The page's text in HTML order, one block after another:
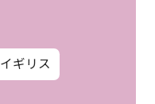
イギリス